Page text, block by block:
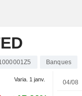
Banques
Varia. 1 janv. 04/08